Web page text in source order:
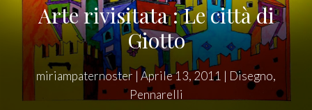
Arte rivisitata : Le città di
Giotto
miriampaternoster | Aprile 13, 2011 | Disegno,
Pennarelli